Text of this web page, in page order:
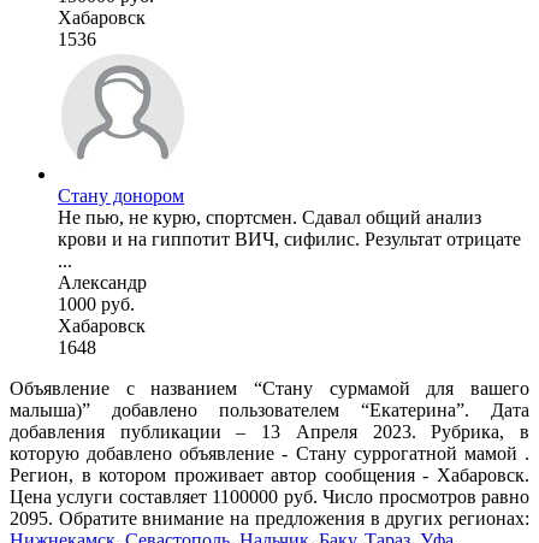
Хабаровск
1536
Стану донором
Не пью, не курю, спортсмен. Сдавал общий анализ
крови и на гиппотит ВИЧ, сифилис. Результат отрицате
...
Александр
1000 руб.
Хабаровск
1648
Объявление с названием “Стану сурмамой для вашего
малыша)” добавлено пользователем “Екатерина”. Дата
добавления публикации – 13 Апреля 2023. Рубрика, в
которую добавлено объявление - Cтану суррогатной мамой .
Регион, в котором проживает автор сообщения - Хабаровск.
Цена услуги составляет 1100000 руб. Число просмотров равно
2095. Обратите внимание на предложения в других регионах: